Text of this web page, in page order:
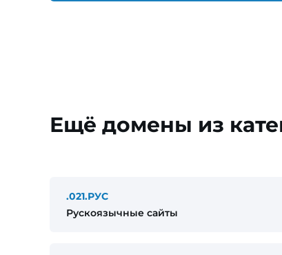
Ещё домены из
.021.РУС
Рускоязычные сайты